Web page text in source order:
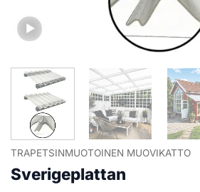
TRAPETSINMUOTOINEN MUOVIKATTO
Sverigeplattan